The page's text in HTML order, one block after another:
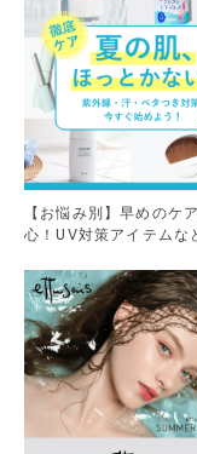
【お悩み別】早めのケ
心！UV対策アイテムな